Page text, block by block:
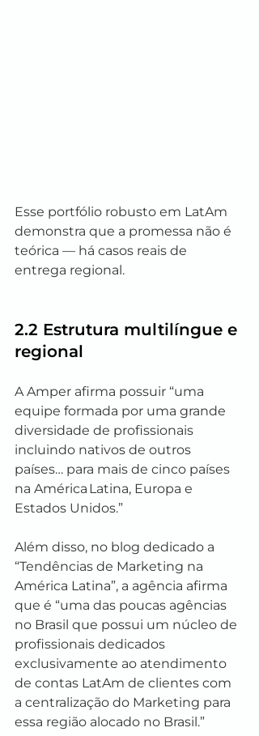
Esse portfólio robusto em LatAm
demonstra que a promessa não é
teórica — há casos reais de
entrega regional.
2.2 Estrutura multilíngue e
regional
A Amper afirma possuir “uma
equipe formada por uma grande
diversidade de profissionais
incluindo nativos de outros
países… para mais de cinco países
na América Latina, Europa e
Estados Unidos.”
Além disso, no blog dedicado a
“Tendências de Marketing na
América Latina”, a agência afirma
que é “uma das poucas agências
no Brasil que possui um núcleo de
profissionais dedicados
exclusivamente ao atendimento
de contas LatAm de clientes com
a centralização do Marketing para
essa região alocado no Brasil.”